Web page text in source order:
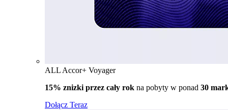
ALL Accor+ Voyager
15% znizki przez cały rok na pobyty w ponad 30
Dołącz Teraz